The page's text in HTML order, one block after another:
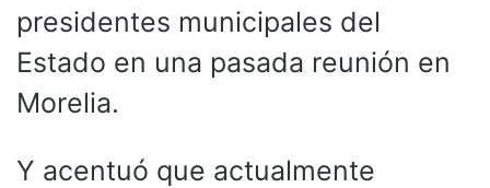
presidentes municipales del
Estado en una pasada reunión en
Morelia.
Y acentuó que actualmente